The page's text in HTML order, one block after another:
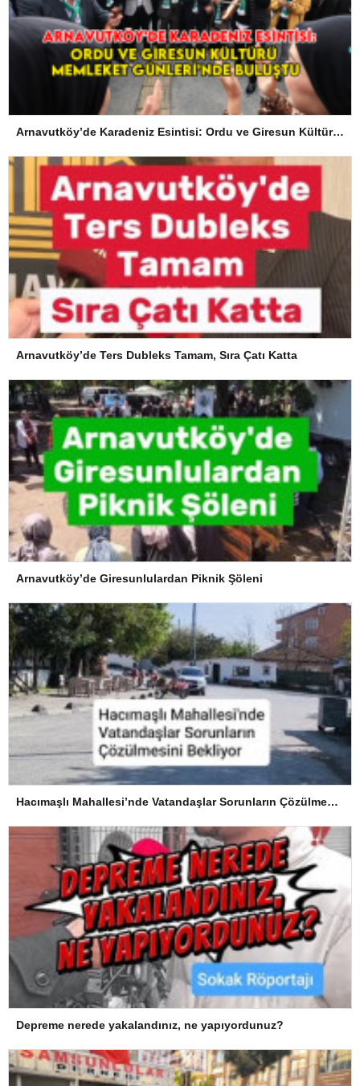
Arnavutköy’de Karadeniz Esintisi: Ordu ve Giresun Kültürü Memleket Günleri’nde Buluştu
Arnavutköy’de Ters Dubleks Tamam, Sıra Çatı Katta
Arnavutköy’de Giresunlulardan Piknik Şöleni
Hacımaşlı Mahallesi’nde Vatandaşlar Sorunların Çözülmesini Bekliyor
Depreme nerede yakalandınız, ne yapıyordunuz?